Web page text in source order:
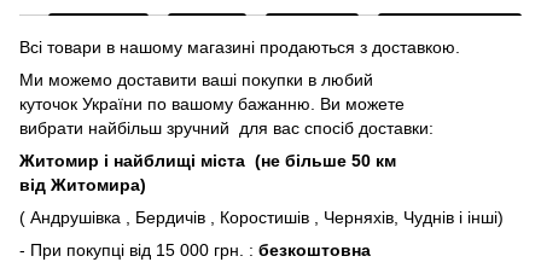
Всі товари в нашому магазині продаються з доставкою.
Ми можемо доставити ваші покупки в любий
куточок України по вашому бажанню. Ви можете
вибрати найбільш зручний для вас спосіб доставки:
Житомир і найблищі міста (не більше 50 км
від Житомира)
( Андрушівка , Бердичів , Коростишів , Черняхів, Чуднів і інші)
- При покупці від 15 000 грн. : безкоштовна